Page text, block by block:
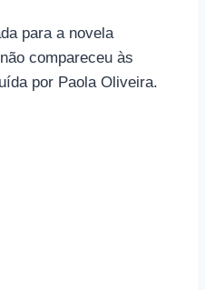
para a novela
compareceu às
por Paola Oliveira.